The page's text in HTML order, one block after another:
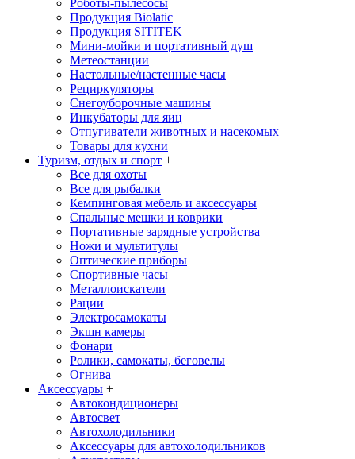
Продукция Biolatic
Продукция SITITEK
Мини-мойки и портативный душ
Метеостанции
Настольные/настенные часы
Рециркуляторы
Снегоуборочные машины
Инкубаторы для яиц
Отпугиватели животных и насекомых
Товары для кухни
Туризм, отдых и спорт +
Все для охоты
Все для рыбалки
Кемпинговая мебель и аксессуары
Спальные мешки и коврики
Портативные зарядные устройства
Ножи и мультитулы
Оптические приборы
Спортивные часы
Металлоискатели
Рации
Электросамокаты
Экшн камеры
Фонари
Ролики, самокаты, беговелы
Огнива
Аксессуары +
Автокондиционеры
Aвтосвет
Автохолодильники
Аксессуары для автохолодильников